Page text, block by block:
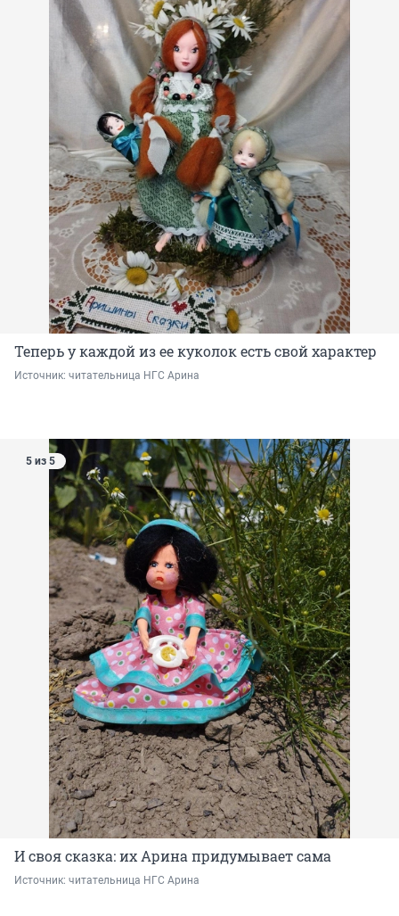
Теперь у каждой из ее куколок есть свой характер
Источник: читательница НГС Арина
5 из 5
И своя сказка: их Арина придумывает сама
Источник: читательница НГС Арина